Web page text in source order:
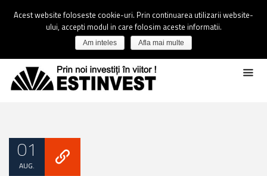
01
AUG.
Acest website foloseste cookie-uri. Prin continuarea utilizarii website-
ului, accepti modul in care folosim aceste informatii.
Am inteles Afla mai multe